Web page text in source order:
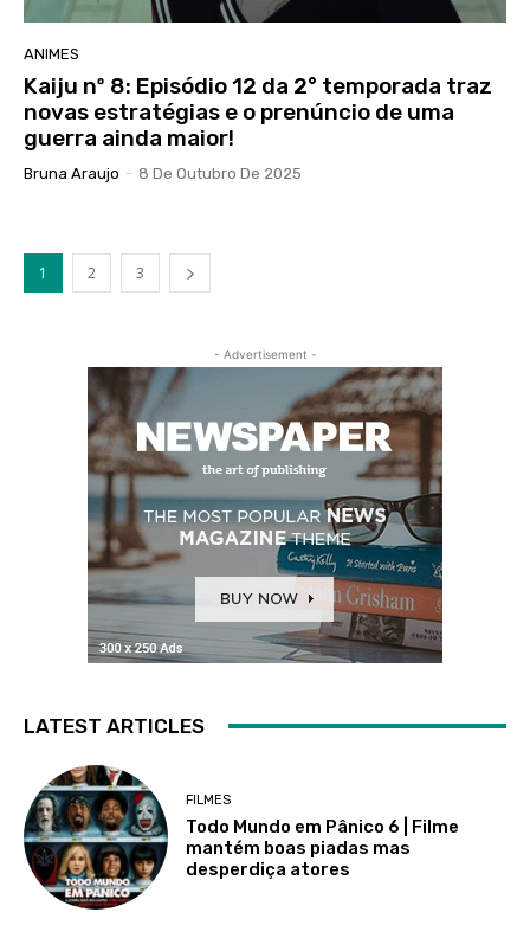
ANIMES
Kaiju nº 8: Episódio 12 da 2° temporada traz
novas estratégias e o prenúncio de uma
guerra ainda maior!
Bruna Araujo - 8 De Outubro De 2025
1 2 3
- Advertisement -
LATEST ARTICLES
FILMES
Todo Mundo em Pânico 6 | Filme
mantém boas piadas mas
desperdiça atores